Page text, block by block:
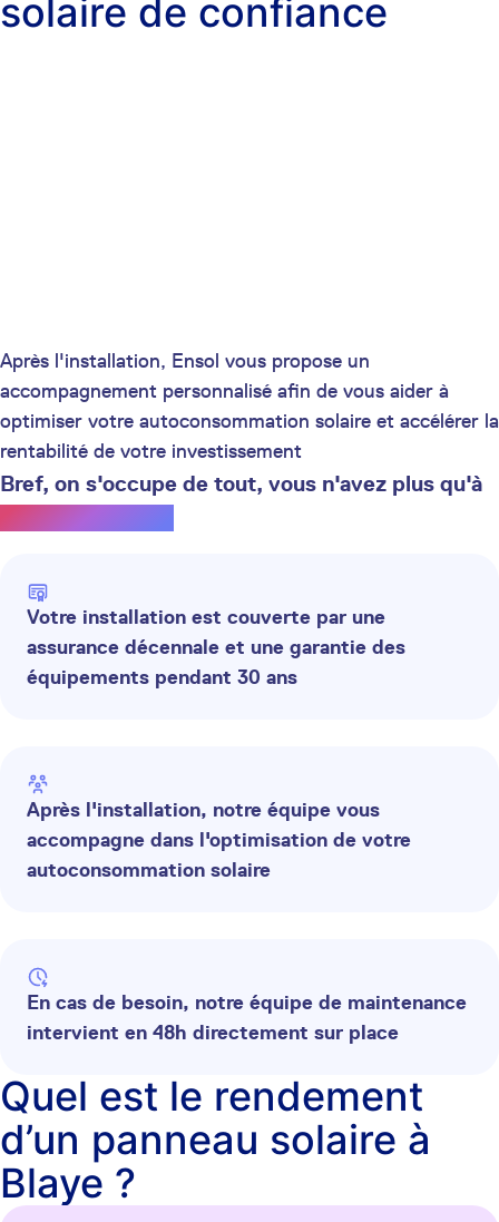
solaire de confiance
Après l'installation, Ensol vous propose un
accompagnement personnalisé afin de vous aider à
optimiser votre autoconsommation solaire et accélérer la
rentabilité de votre investissement
Bref, on s'occupe de tout, vous n'avez plus qu'à
profiter du soleil.
Votre installation est couverte par une
assurance décennale et une garantie des
équipements pendant 30 ans
Après l'installation, notre équipe vous
accompagne dans l'optimisation de votre
autoconsommation solaire
En cas de besoin, notre équipe de maintenance
intervient en 48h directement sur place
Quel est le rendement
d’un panneau solaire à
Blaye ?